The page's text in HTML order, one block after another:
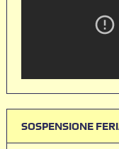
SOSPENSIONE